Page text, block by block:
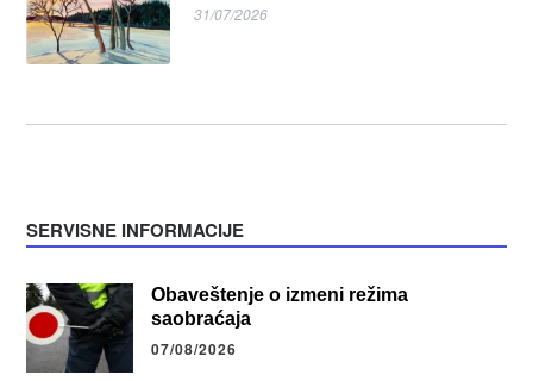
31/07/2026
SERVISNE INFORMACIJE
Obaveštenje o izmeni režima
saobraćaja
07/08/2026